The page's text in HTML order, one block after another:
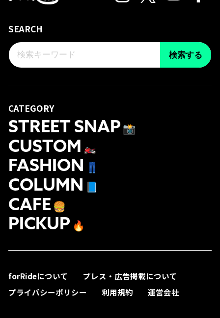
SEARCH
検索する
CATEGORY
STREET SNAP 📸
CUSTOM 🏍
FASHION 👖
COLUMN
CAFE 🍔
PICKUP 🔥
forRideについて
プレス・広告掲載について
プライバシーポリシー
利用規約 運営会社